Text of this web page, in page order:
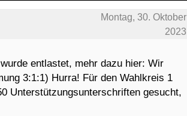
Montag, 30. Oktober
2023
entlastet, mehr dazu hier: Wir
3:1:1) Hurra! Für den Wahlkreis 1
Unterstützungsunterschriften gesucht,